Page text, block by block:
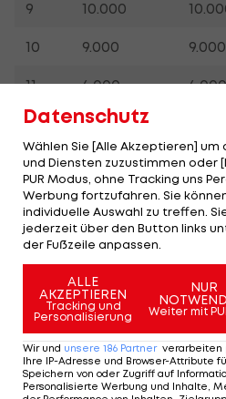
9 10.000
10 9.000 9.000
11 6.000 6.000
12 5.000
13 4.500 4.500
14 4.000
15 3.700 3.700
3.400
17 3.100 3.100
18 2.800 2.800
19 2.500 2.500
Datenschutz
Wählen Sie [Alle Akzeptieren] um
und Diensten zuzustimmen oder
PUR Modus, ohne Tracking uns
Werbung fortzufahren. Sie
individuelle Auswahl zu treffen.
jederzeit über den Button links
der Fußzeile anpassen.
ALLE
AKZEPTIEREN
Tracking und
Personalisierung
NUR
Weiter mit
Wir und unsere 186 Partner verarbeiten
Ihre IP-Adresse und Browser-Attribute
Speichern von oder Zugriff auf
Personalisierte Werbung und Inhalte,